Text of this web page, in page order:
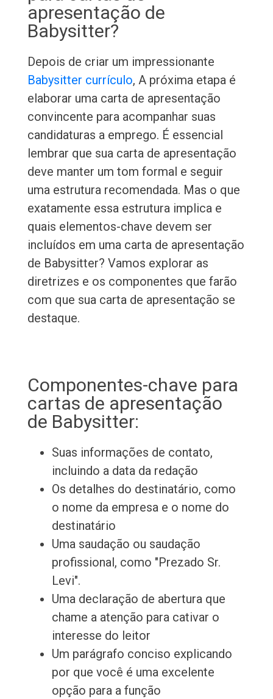
apresentação de
Babysitter?
Depois de criar um impressionante
Babysitter currículo, A próxima etapa é
elaborar uma carta de apresentação
convincente para acompanhar suas
candidaturas a emprego. É essencial
lembrar que sua carta de apresentação
deve manter um tom formal e seguir
uma estrutura recomendada. Mas o que
exatamente essa estrutura implica e
quais elementos-chave devem ser
incluídos em uma carta de apresentação
de Babysitter? Vamos explorar as
diretrizes e os componentes que farão
com que sua carta de apresentação se
destaque.
Componentes-chave para
cartas de apresentação
de Babysitter:
Suas informações de contato,
incluindo a data da redação
Os detalhes do destinatário, como
o nome da empresa e o nome do
destinatário
Uma saudação ou saudação
profissional, como "Prezado Sr.
Levi".
Uma declaração de abertura que
chame a atenção para cativar o
interesse do leitor
Um parágrafo conciso explicando
por que você é uma excelente
opção para a função